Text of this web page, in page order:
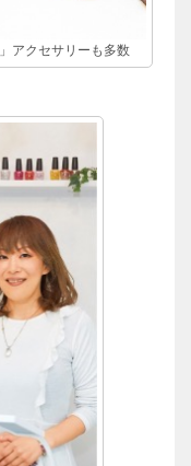
アクセサリーも多数